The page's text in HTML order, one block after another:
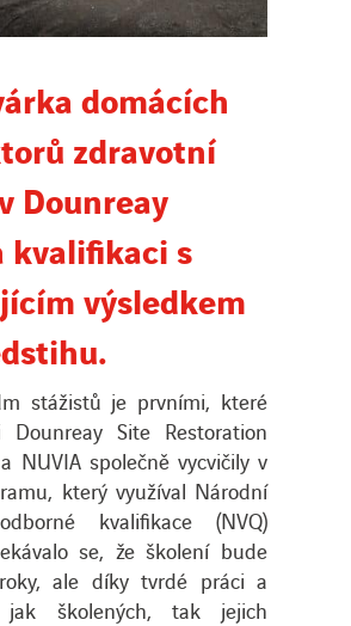
domácích
zdravotní
Dounreay
kvalifikaci s
výsledkem
stážistů je prvními, které
Dounreay Site Restoration
NUVIA společně vycvičily v
který využíval Národní
kvalifikace (NVQ)
se, že školení bude
ale díky tvrdé práci a
jak školených, tak jejich